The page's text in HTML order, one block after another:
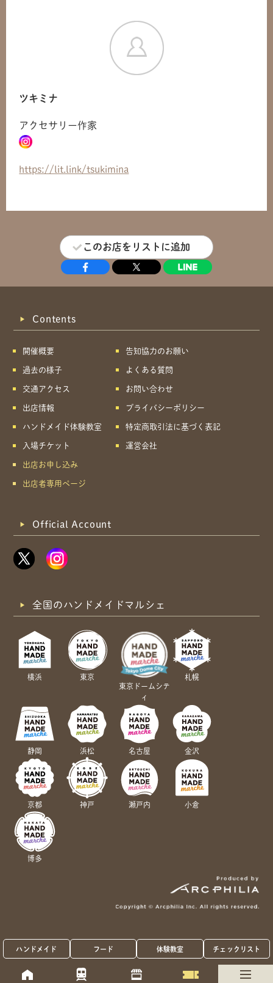
ハンドメイド フード 体験教室 チェックリスト
ツキミナ
アクセサリー作家
https://lit.link/tsukimina
このお店をリストに追加
Contents
開催概要
過去の様子
交通アクセス
出店情報
ハンドメイド体験教室
入場チケット
出店お申し込み
出店者専用ページ
告知協力のお願い
よくある質問
お問い合わせ
プライバシーポリシー
特定商取引法に基づく表記
運営会社
Official Account
全国のハンドメイドマルシェ
横浜
東京
東京ドームシテ
ィ
札幌
静岡 浜松 名古屋 金沢
京都 神戸 瀬戸内 小倉
博多